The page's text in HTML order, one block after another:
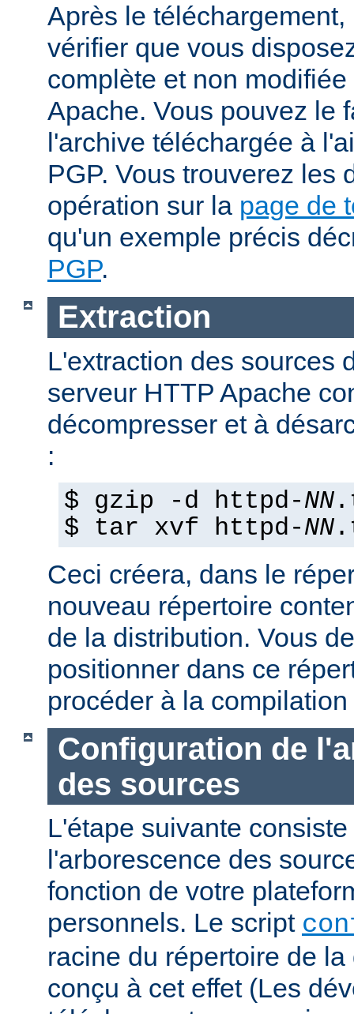
Après le
vérifier que vous
complète et non
Apache. Vous pouvez le
l'archive téléchargée à
PGP. Vous trouverez les
opération sur la page de
qu'un exemple précis
PGP.
Extraction
L'extraction des sources
serveur HTTP Apache
décompresser et à
:
$ gzip -d httpd-NN
$ tar xvf httpd-NN
Ceci créera, dans le
nouveau répertoire
de la distribution. Vous
positionner dans ce
procéder à la
Configuration de
des sources
L'étape suivante
l'arborescence des
fonction de votre
personnels. Le script
racine du répertoire de
conçu à cet effet (Les